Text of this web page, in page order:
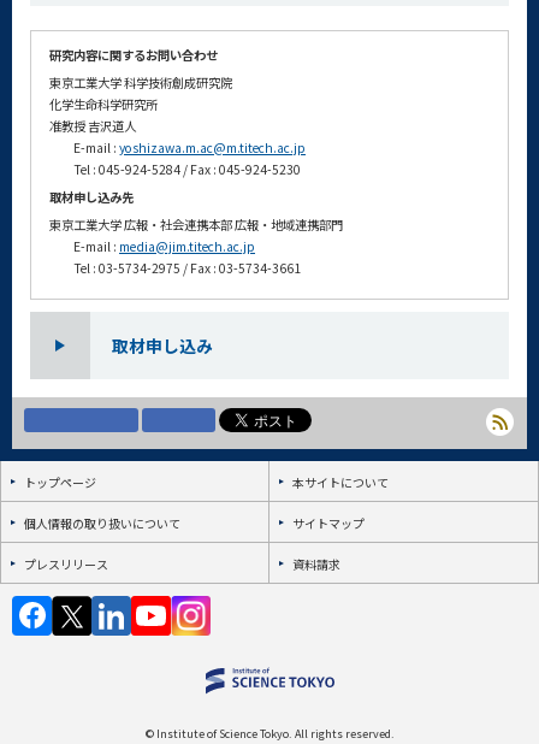
研究内容に関するお問い合わせ
東京工業大学 科学技術創成研究院
化学生命科学研究所
准教授 吉沢道人
E-mail : yoshizawa.m.ac@m.titech.ac.jp
Tel : 045-924-5284 / Fax : 045-924-5230
取材申し込み先
東京工業大学 広報・社会連携本部 広報・地域連携部門
E-mail : media@jim.titech.ac.jp
Tel : 03-5734-2975 / Fax : 03-5734-3661
取材申し込み
トップページ 本サイトについて
個人情報の取り扱いについて サイトマップ
プレスリリース 資料請求
© Institute of Science Tokyo. All rights reserved.